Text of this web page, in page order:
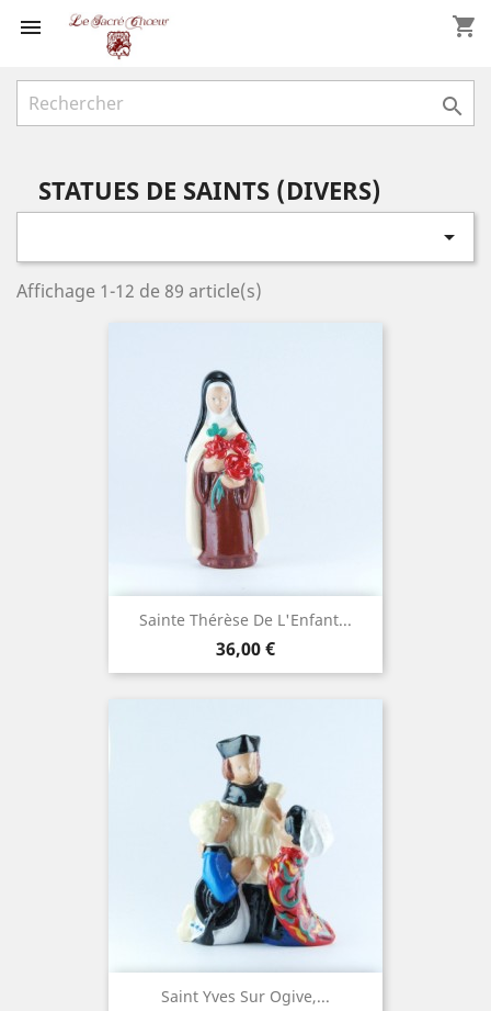
 shopping_cart

STATUES DE SAINTS (DIVERS)

Affichage 1-12 de 89 article(s)
Sainte Thérèse De L'Enfant...
Prix
36,00 €
Saint Yves Sur Ogive,...